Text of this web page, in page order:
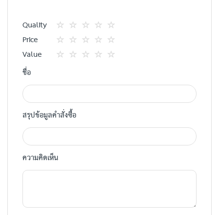
Quality
1
star
2
ดาว
3
ดาว
4
ดาว
5
ดาว
Price
1
2
3
4
5
Value
ชื่อ
สรุปข้อมูลคำสั่งซื้อ
ความคิดเห็น